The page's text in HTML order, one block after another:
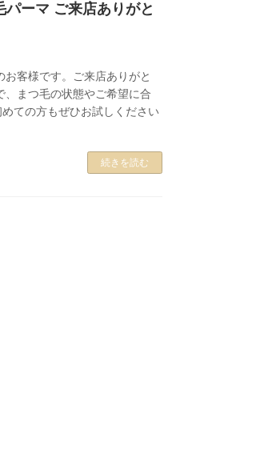
ーマ ご来店ありがと
客様です。ご来店ありがと
、まつ毛の状態やご希望に合
ての方もぜひお試しください
続きを読む